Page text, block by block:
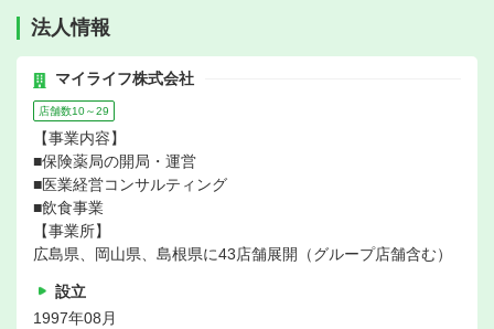
法人情報
マイライフ株式会社
店舗数10～29
【事業内容】
■保険薬局の開局・運営
■医業経営コンサルティング
■飲食事業
【事業所】
広島県、岡山県、島根県に43店舗展開（グループ店舗含む）
設立
1997年08月